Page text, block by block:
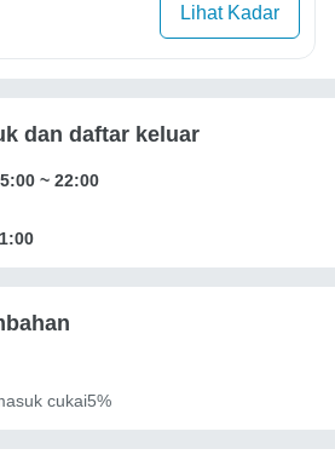
Lihat Kadar
dan daftar keluar
~ 22:00
cukai5%